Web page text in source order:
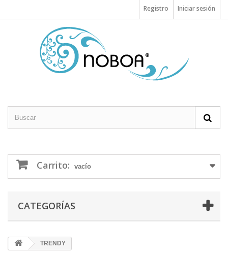
Iniciar sesión
Registro
Carrito: vacío
CATEGORÍAS
TRENDY